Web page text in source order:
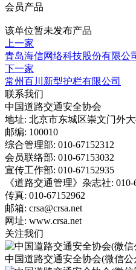
会员产品
该单位暂未发布产品
上一家
青岛海信网络科技股份有限公
下一家
常州百川新型护栏有限公司
联系我们
中国道路交通安全协会
地址: 北京市东城区崇文门外
邮编: 100010
综合管理部: 010-67152312
会员联络部: 010-67153032
宣传工作部: 010-67152935
《道路交通管理》杂志社: 010-
传真: 010-67152962
邮箱: crsa@crsa.net
网址: www.crsa.net
关注我们
中国道路交通安全协会(微信公